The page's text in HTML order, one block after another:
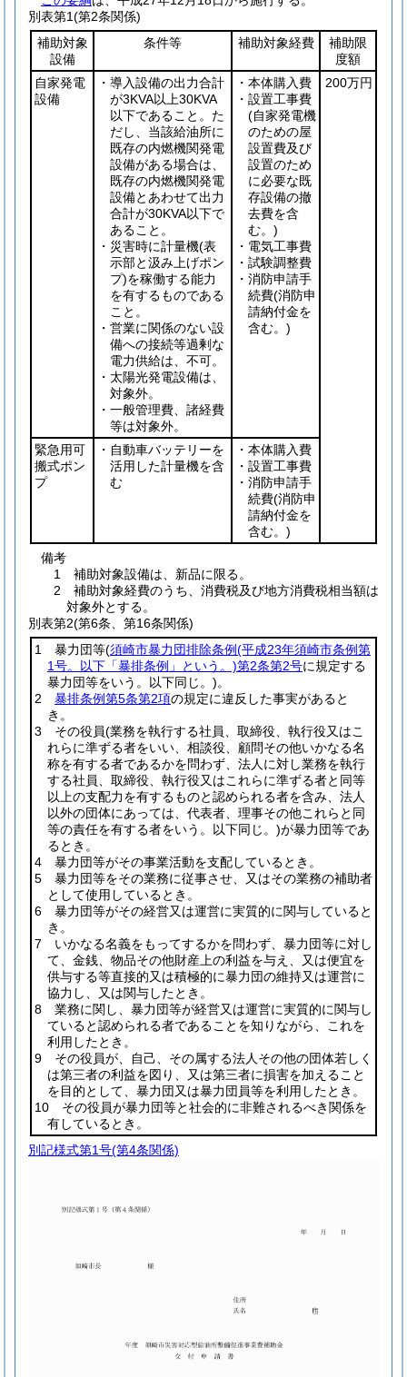
別表第1(第2条関係)
補助対象
設備
条件等 補助対象経費
補助限
度額
自家発電
設備
・導入設備の出力合計
が3KVA以上30KVA
以下であること。た
だし、当該給油所に
既存の内燃機関発電
設備がある場合は、
既存の内燃機関発電
設備とあわせて出力
合計が30KVA以下で
あること。
・災害時に計量機(表
示部と汲み上げポン
プ)を稼働する能力
を有するものである
こと。
・営業に関係のない設
備への接続等過剰な
電力供給は、不可。
・太陽光発電設備は、
対象外。
・一般管理費、諸経費
等は対象外。
・本体購入費
・設置工事費
(自家発電機
のための屋
設置費及び
設置のため
に必要な既
存設備の撤
去費を含
む。)
・電気工事費
・試験調整費
・消防申請手
続費(消防申
請納付金を
含む。)
200万円
緊急用可
搬式ポン
プ
・自動車バッテリーを
活用した計量機を含
む
・本体購入費
・設置工事費
・消防申請手
続費(消防申
請納付金を
含む。)
備考
1 補助対象設備は、新品に限る。
2 補助対象経費のうち、消費税及び地方消費税相当額は
対象外とする。
別表第2(第6条、第16条関係)
1 暴力団等(須崎市暴力団排除条例(平成23年須崎市条例第
1号。以下「暴排条例」という。)第2条第2号に規定する
暴力団等をいう。以下同じ。)。
2 暴排条例第5条第2項の規定に違反した事実があると
き。
3 その役員(業務を執行する社員、取締役、執行役又はこ
れらに準ずる者をいい、相談役、顧問その他いかなる名
称を有する者であるかを問わず、法人に対し業務を執行
する社員、取締役、執行役又はこれらに準ずる者と同等
以上の支配力を有するものと認められる者を含み、法人
以外の団体にあっては、代表者、理事その他これらと同
等の責任を有する者をいう。以下同じ。)が暴力団等であ
るとき。
4 暴力団等がその事業活動を支配しているとき。
5 暴力団等をその業務に従事させ、又はその業務の補助者
として使用しているとき。
6 暴力団等がその経営又は運営に実質的に関与していると
き。
7 いかなる名義をもってするかを問わず、暴力団等に対し
て、金銭、物品その他財産上の利益を与え、又は便宜を
供与する等直接的又は積極的に暴力団の維持又は運営に
協力し、又は関与したとき。
8 業務に関し、暴力団等が経営又は運営に実質的に関与し
ていると認められる者であることを知りながら、これを
利用したとき。
9 その役員が、自己、その属する法人その他の団体若しく
は第三者の利益を図り、又は第三者に損害を加えること
を目的として、暴力団又は暴力団員等を利用したとき。
10 その役員が暴力団等と社会的に非難されるべき関係を
有しているとき。
別記様式第1号(第4条関係)